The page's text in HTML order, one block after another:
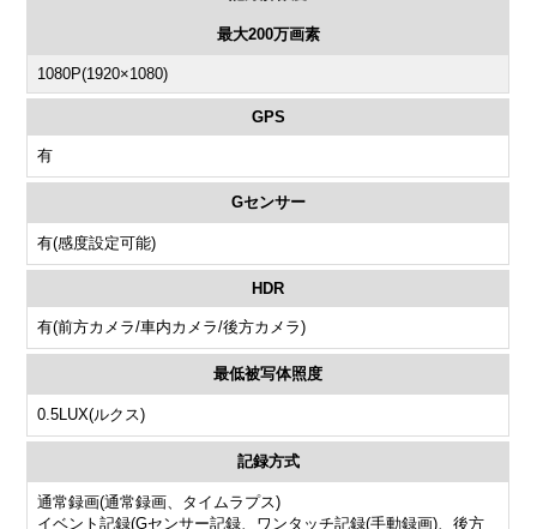
最大200万画素
1080P(1920×1080)
GPS
有
Gセンサー
有(感度設定可能)
HDR
有(前方カメラ/車内カメラ/後方カメラ)
最低被写体照度
0.5LUX(ルクス)
記録方式
通常録画(通常録画、タイムラプス)
イベント記録(Gセンサー記録、ワンタッチ記録(手動録画)、後方